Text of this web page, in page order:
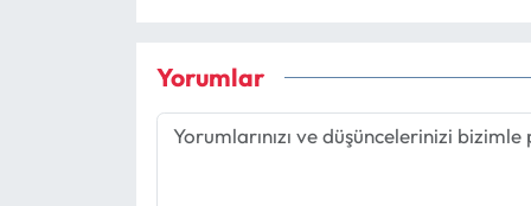
Yorumlar